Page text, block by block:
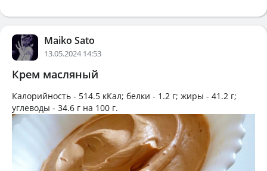
Maiko Sato
13.05.2024 14:53
Крем масляный
Калорийность - 514.5 кКал; белки - 1.2 г; жиры - 41.2 г;
углеводы - 34.6 г на 100 г.